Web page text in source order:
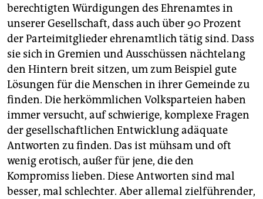
berechtigten Würdigungen des Ehrenamtes in
unserer Gesellschaft, dass auch über 90 Prozent
der Parteimitglieder ehrenamtlich tätig sind. Dass
sie sich in Gremien und Ausschüssen nächtelang
den Hintern breit sitzen, um zum Beispiel gute
Lösungen für die Menschen in ihrer Gemeinde zu
finden. Die herkömmlichen Volksparteien haben
immer versucht, auf schwierige, komplexe Fragen
der gesellschaftlichen Entwicklung adäquate
Antworten zu finden. Das ist mühsam und oft
wenig erotisch, außer für jene, die den
Kompromiss lieben. Diese Antworten sind mal
besser, mal schlechter. Aber allemal zielführender,